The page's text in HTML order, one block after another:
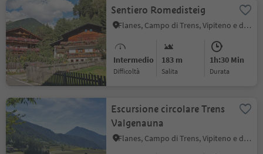
Sentiero Romedisteig
Flanes, Campo di Trens, Vipiteno e dintorni
Intermedio
Difficoltà
183 m
Salita
1h:30 Min
durata
Escursione circolare Trens
Valgenauna
Flanes, Campo di Trens, Vipiteno e dintorni